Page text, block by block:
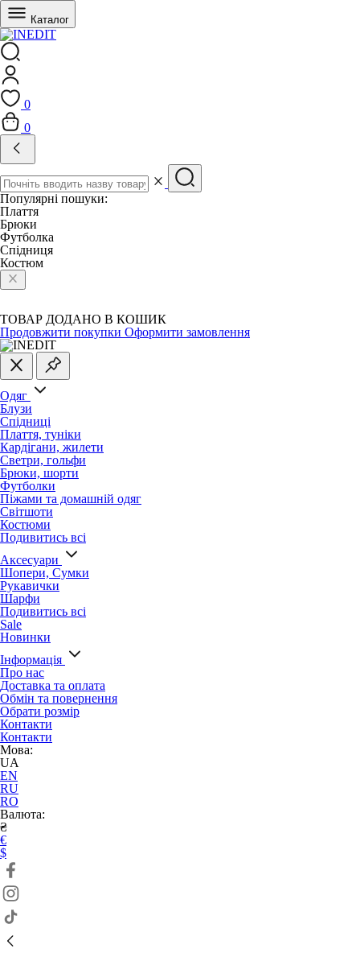
Каталог
0
0
Популярні пошуки:
Плаття
Брюки
Футболка
Спідниця
Костюм
ТОВАР ДОДАНО В КОШИК
Продовжити покупки Оформити замовлення
Одяг
Блузи
Спідниці
Плаття, туніки
Кардігани, жилети
Светри, гольфи
Брюки, шорти
Футболки
Піжами та домашній одяг
Світшоти
Костюми
Подивитись всі
Аксесуари
Шопери, Сумки
Рукавички
Шарфи
Подивитись всі
Sale
Новинки
Інформація
Про нас
Доставка та оплата
Обмін та повернення
Обрати розмір
Контакти
Контакти
Мова:
UA
EN
RU
RO
Валюта:
₴
€
$